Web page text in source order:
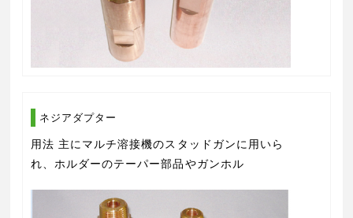
ネジアダプター
用法 主にマルチ溶接機のスタッドガンに用いら
れ、ホルダーのテーパー部品やガンホル